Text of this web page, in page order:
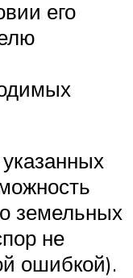
его
земельных
не
ошибкой).